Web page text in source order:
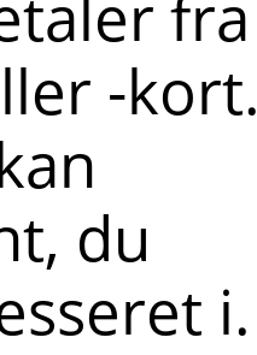
fra
-kort.
du
i.